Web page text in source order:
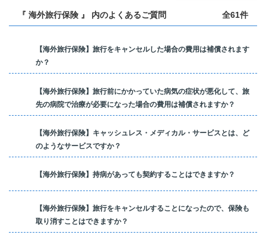
『 海外旅行保険 』 内のよくあるご質問 全61件
【海外旅行保険】旅行をキャンセルした場合の費用は補償されます
か？
【海外旅行保険】旅行前にかかっていた病気の症状が悪化して、旅
先の病院で治療が必要になった場合の費用は補償されますか？
【海外旅行保険】キャッシュレス・メディカル・サービスとは、ど
のようなサービスですか？
【海外旅行保険】持病があっても契約することはできますか？
【海外旅行保険】旅行をキャンセルすることになったので、保険も
取り消すことはできますか？